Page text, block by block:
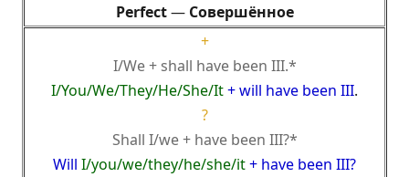
Perfect— Совершённое
+
I/We + shall have been III.*
I/You/We/They/He/She/It+ will have been III.
?
Shall I/we + have been III?*
Will I/you/we/they/he/she/it+ have been III?